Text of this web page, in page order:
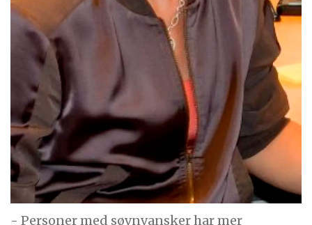
- Personer med søvnvansker har mer